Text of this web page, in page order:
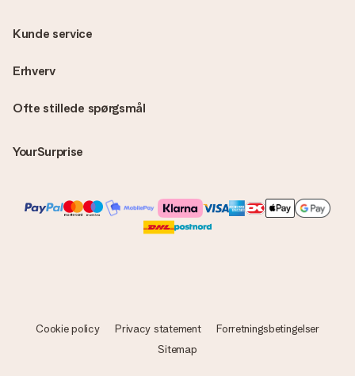
Ofte stillede spørgsmål
YourSurprise
Kunde service
Erhverv
Cookie policy Privacy statement
Forretningsbetingelser
Sitemap